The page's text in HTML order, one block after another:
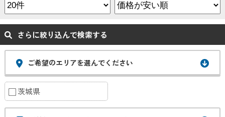
さらに絞り込んで検索する
ご希望のエリアを選んでください
茨城県